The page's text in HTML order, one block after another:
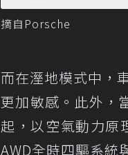
摘自Porsche
而在溼地模式中，
更加敏感。此外，
起，以空氣動力原
AWD全時四驅系統